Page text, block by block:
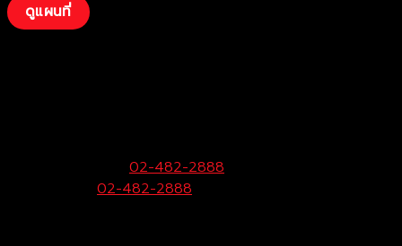
ดูแผนที่
02-482-2888
02-482-2888